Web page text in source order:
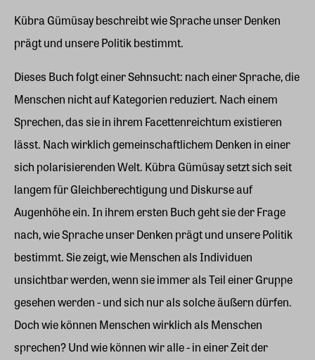
Kübra Gümüsay beschreibt wie Sprache unser Denken
prägt und unsere Politik bestimmt.
Dieses Buch folgt einer Sehnsucht: nach einer Sprache, die
Menschen nicht auf Kategorien reduziert. Nach einem
Sprechen, das sie in ihrem Facettenreichtum existieren
lässt. Nach wirklich gemeinschaftlichem Denken in einer
sich polarisierenden Welt. Kübra Gümüsay setzt sich seit
langem für Gleichberechtigung und Diskurse auf
Augenhöhe ein. In ihrem ersten Buch geht sie der Frage
nach, wie Sprache unser Denken prägt und unsere Politik
bestimmt. Sie zeigt, wie Menschen als Individuen
unsichtbar werden, wenn sie immer als Teil einer Gruppe
gesehen werden - und sich nur als solche äußern dürfen.
Doch wie können Menschen wirklich als Menschen
sprechen? Und wie können wir alle - in einer Zeit der